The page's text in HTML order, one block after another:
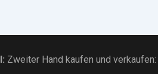
: Zweiter Hand kaufen und verkaufen: